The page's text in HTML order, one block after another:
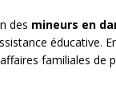
des mineurs en
éducative.
familiales de